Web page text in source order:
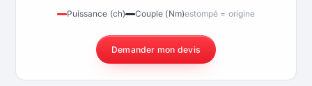
Puissance (ch) Couple (Nm)estompé = origine
Demander mon devis